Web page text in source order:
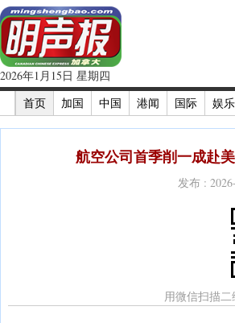
2026年1月15日 星期四
首页
加国 中国 港闻 国际 娱乐
航空公司首季削一成赴
发布 :
用微信扫描